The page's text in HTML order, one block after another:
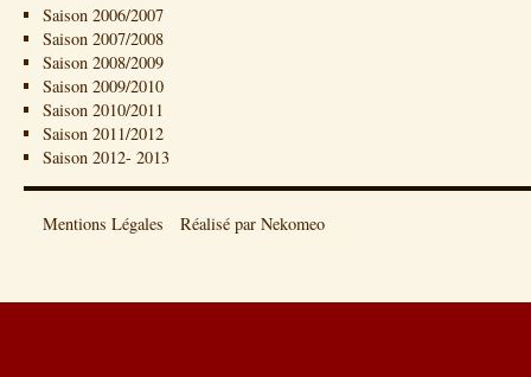
Saison 2006/2007
Saison 2007/2008
Saison 2008/2009
Saison 2009/2010
Saison 2010/2011
Saison 2011/2012
Saison 2012- 2013
Mentions Légales Réalisé par Nekomeo